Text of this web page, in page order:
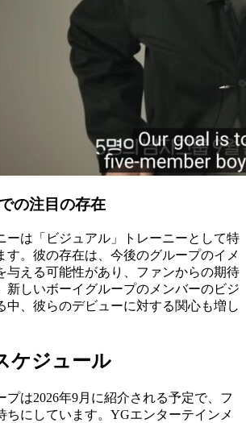
の注目の存在
ーは「ビジュアル」トレーニーとして特
す。彼の存在は、今後のグループのイメ
与える可能性があり、ファンからの期待
新しいボーイグループのメンバーのビジ
中、彼らのデビューに対する関心も増し
ケジュール
プは2026年9月に紹介される予定で、フ
ちにしています。YGエンターテインメ